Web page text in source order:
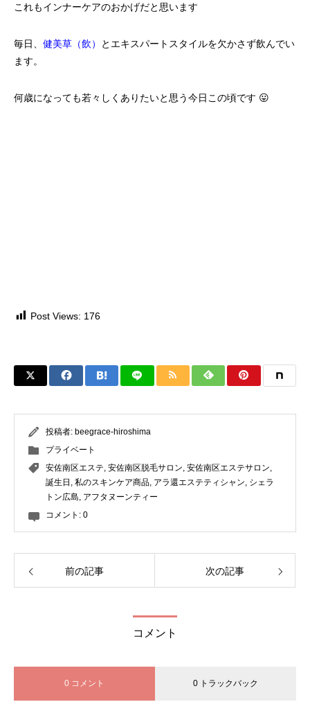
これもインナーケアのおかげだと思います
毎日、 健美草（飲） と エキスパートスタイルを欠かさず飲んでい
ます。
何歳になっても若々しくありたいと思う今日この頃です 😛
Post Views: 176
投稿者: beegrace-hiroshima
プライベート
安佐南区エステ, 安佐南区脱毛サロン, 安佐南区エステサロン,
誕生日 , 私のスキンケア商品, アラ還エステティシャン, シェラ
トン広島, アフタヌーンティー
コメント: 0
前の記事 次の記事
コメント
0 コメント 0 トラックバック